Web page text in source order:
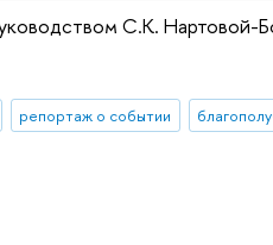
С.К. Нартовой-
репортаж о событии